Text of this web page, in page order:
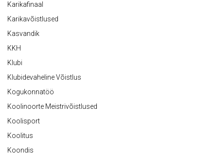
Karikafinaal
Karikavõistlused
Kasvandik
KKH
Klubi
Klubidevaheline Võistlus
Kogukonnatöö
Koolinoorte Meistrivõistlused
Koolisport
Koolitus
Koondis